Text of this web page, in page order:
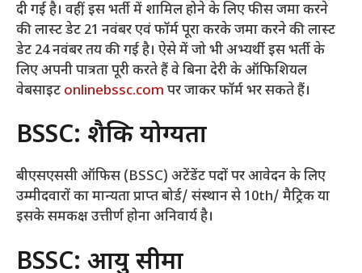
दी गई है। वहीं, इस भर्ती में शामिल होने के लिए फीस जमा करने
की लास्ट डेट 21 नवंबर एवं फॉर्म पूरा करके जमा करने की लास्ट
डेट 24 नवंबर तय की गई है। ऐसे में जो भी अभ्यर्थी इस भर्ती के
लिए अपनी पात्रता पूरी करते हैं वे बिना देरी के ऑफिशियल
वेबसाइट onlinebssc.com पर जाकर फॉर्म भर सकते हैं।
BSSC: शैक्षिक योग्यता
बीएसएससी ऑफिस (BSSC) अटेंडेंट पदों पर आवेदन के लिए
उम्मीदवारों का मान्यता प्राप्त बोर्ड/ संस्थान से 10th/ मैट्रिक या
इसके समकक्ष उत्तीर्ण होना अनिवार्य है।
BSSC: आयु सीमा